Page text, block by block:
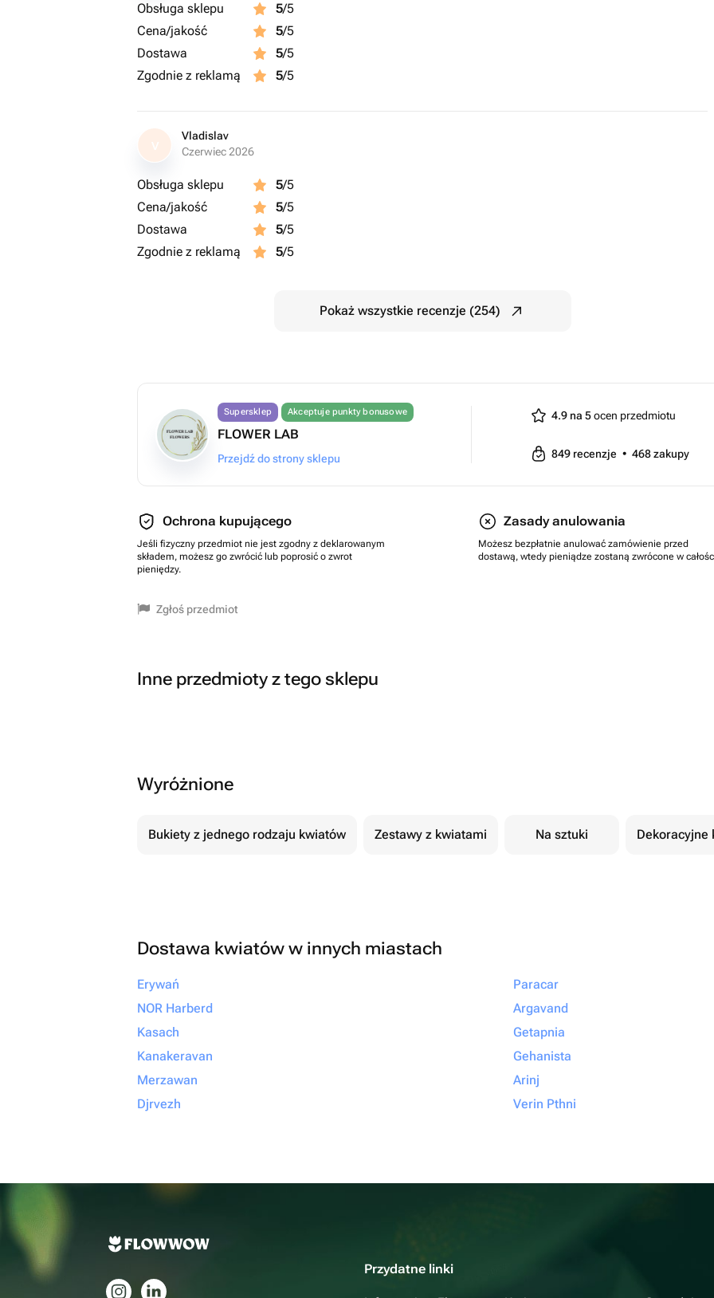
Obsługa sklepu 5/5
Cena/jakość
5/5
Dostawa
5/5
Zgodnie z reklamą
5/5
V
Vladislav
Czerwiec 2026
Obsługa sklepu 5/5
Cena/jakość
5/5
Dostawa
5/5
Zgodnie z reklamą
5/5
Pokaż wszystkie recenzje (254)
Supersklep Akceptuje punkty bonusowe
FLOWER LAB
Przejdź do strony sklepu
4.9 na 5ocen przedmiotu
849 recenzje • 468zakupy
Ochrona kupującego
Jeśli fizyczny przedmiot nie jest zgodny z deklarowanym
składem, możesz go zwrócić lub poprosić o zwrot
pieniędzy.
Zasady anulowania
Możesz bezpłatnie anulować zamówienie przed
dostawą, wtedy pieniądze zostaną zwrócone w
Zgłoś przedmiot
Inne przedmioty z tego sklepu
Wyróżnione
Bukiety z jednego rodzaju kwiatów Zestawy z kwiatami Na sztuki Dekoracyjne
Dostawa kwiatów w innych miastach
Erywań
NOR Harberd
Kasach
Kanakeravan
Merzawan
Djrvezh
Paracar
Argavand
Getapnia
Gehanista
Arinj
Verin Pthni
Przydatne linki